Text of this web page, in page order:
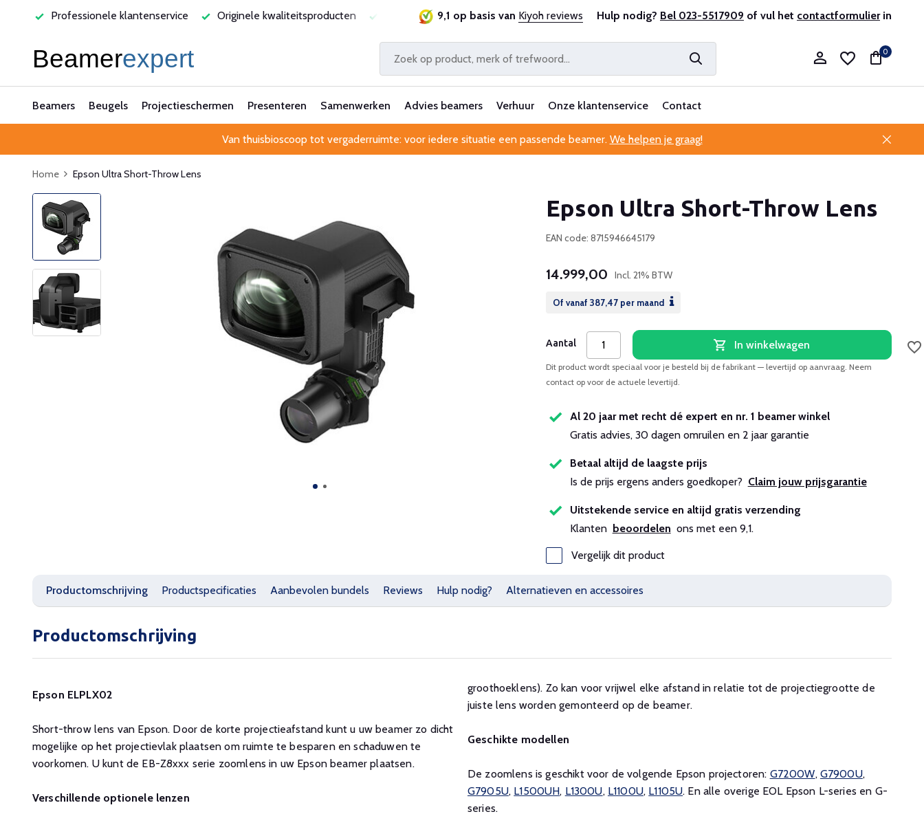
Originele kwaliteitsproducten Laagste prijsgarantie Al 25 jaar betrouwbaar en ervaren Professionele klantenservice
9,1 op basis van Kiyoh reviews Hulp nodig? Bel 023-5517909 of vul het contactformulierin
Account aanmaken
0
Beamers Beugels Projectieschermen Presenteren Samenwerken Advies beamers Verhuur Onze klantenservice Contact
Van thuisbioscoop tot vergaderruimte: voor iedere situatie een passende beamer. We helpen je graag!
Home Epson Ultra Short-Throw Lens
Epson Ultra Short-Throw Lens
EAN code: 8715946645179
14.999,00 Incl. 21% BTW
Of vanaf 387,47per maand
Aantal In winkelwagen
Dit product wordt speciaal voor je besteld bij de fabrikant — levertijd op aanvraag. Neem
contact op voor de actuele levertijd.
Al 20 jaar met recht dé expert en nr. 1 beamer winkel
Gratis advies, 30 dagen omruilen en 2 jaar garantie
Betaal altijd de laagste prijs
Is de prijs ergens anders goedkoper? Claim jouw prijsgarantie
Uitstekende service en altijd gratis verzending
Klanten beoordelen ons met een 9,1.
Vergelijk dit product
Productomschrijving Productspecificaties Aanbevolen bundels Reviews Hulp nodig? Alternatieven en accessoires
Productomschrijving
Epson ELPLX02
Short-throw lens van Epson. Door de korte projectieafstand kunt u uw beamer zo dicht
mogelijke op het projectievlak plaatsen om ruimte te besparen en schaduwen te
voorkomen. U kunt de EB-Z8xxx serie zoomlens in uw Epson beamer plaatsen.
Verschillende optionele lenzen
groothoeklens). Zo kan voor vrijwel elke afstand in relatie tot de projectiegrootte de
juiste lens worden gemonteerd op de beamer.
Geschikte modellen
De zoomlens is geschikt voor de volgende Epson projectoren: G7200W, G7900U,
G7905U, L1500UH, L1300U, L1100U, L1105U. En alle overige EOL Epson L-series en G-
series.